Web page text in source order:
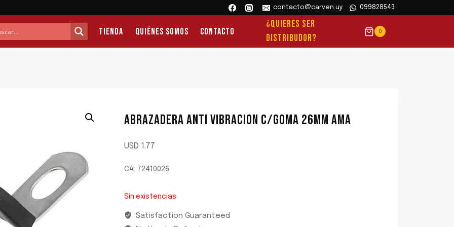
contacto@carven.uy 099828543
Tienda Quiénes Somos Contacto
¿QUIERES SER
DISTRIBUDOR?
0
ABRAZADERA ANTI VIBRACION C/GOMA 26MM AMA
USD 1.77
CA: 72410026
Sin existencias
Satisfaction Guaranteed